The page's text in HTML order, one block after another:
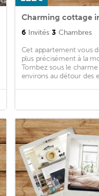
Charming cottage
6 Invités 3 Chambres
Cet appartement vous
plus précisément à la
Tombez sous le
environs au détour des